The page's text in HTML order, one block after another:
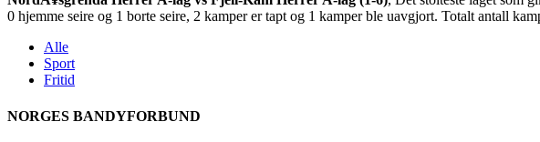
0 hjemme seire og 1 borte seire, 2 kamper er tapt og 1 kamper ble uavgjort. Totalt antall
Alle
Sport
Fritid
NORGES BANDYFORBUND